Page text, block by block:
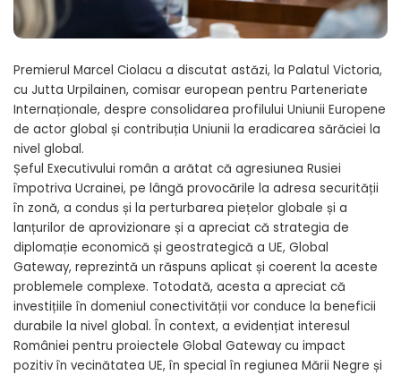
Premierul Marcel Ciolacu a discutat astăzi, la Palatul Victoria,
cu Jutta Urpilainen, comisar european pentru Parteneriate
Internaționale, despre consolidarea profilului Uniunii Europene
de actor global și contribuția Uniunii la eradicarea sărăciei la
nivel global.
Șeful Executivului român a arătat că agresiunea Rusiei
împotriva Ucrainei, pe lângă provocările la adresa securității
în zonă, a condus și la perturbarea piețelor globale și a
lanțurilor de aprovizionare și a apreciat că strategia de
diplomație economică și geostrategică a UE, Global
Gateway, reprezintă un răspuns aplicat și coerent la aceste
problemele complexe. Totodată, acesta a apreciat că
investițiile în domeniul conectivității vor conduce la beneficii
durabile la nivel global. În context, a evidențiat interesul
României pentru proiectele Global Gateway cu impact
pozitiv în vecinătatea UE, în special în regiunea Mării Negre și